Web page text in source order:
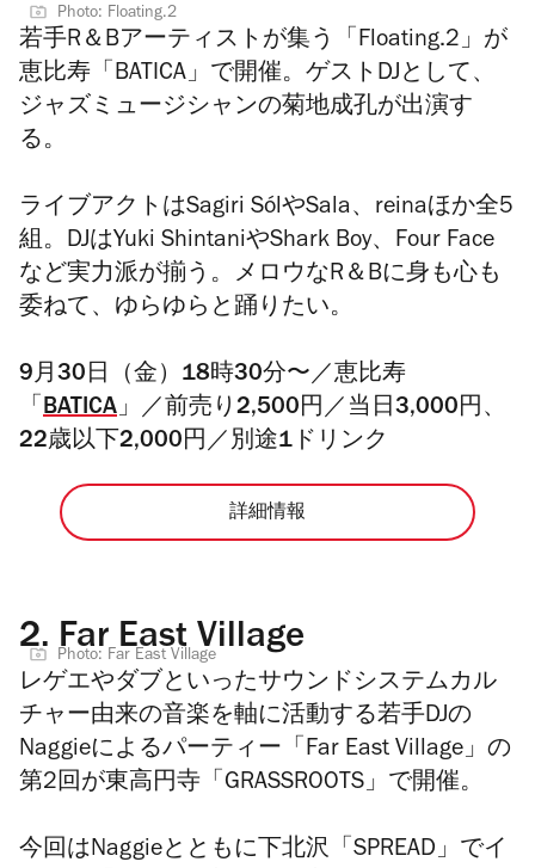
Photo: Floating.2
若手R＆Bアーティストが集う「Floating.2」が
恵比寿「BATICA」で開催。ゲストDJとして、
ジャズミュージシャンの菊地成孔が出演す
る。
ライブアクトはSagiri SólやSala、reinaほか全5
組。DJはYuki ShintaniやShark Boy、Four Face
など実力派が揃う。メロウなR＆Bに身も心も
委ねて、ゆらゆらと踊りたい。
9月30日（金）18時30分〜／恵比寿
「 BATICA」／前売り2,500円／当日3,000円、
22歳以下2,000円／別途1ドリンク
詳細情報
2. Far East Village
Photo: Far East Village
レゲエやダブといったサウンドシステムカル
チャー由来の音楽を軸に活動する若手DJの
Naggieによるパーティー「Far East Village」の
第2回が東高円寺「GRASSROOTS」で開催。
今回はNaggieとともに下北沢「SPREAD」でイ